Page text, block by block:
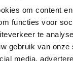
om content
functies voor
te
gebruik van onze
media,
waardoor je
bij extreem